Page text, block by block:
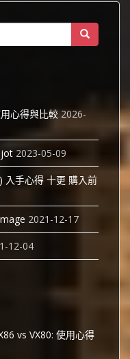
心得與比較 2026-
jot 2023-05-09
入手心得 十更 購入前
2021-12-17
12-04
vs VX80: 使用心得